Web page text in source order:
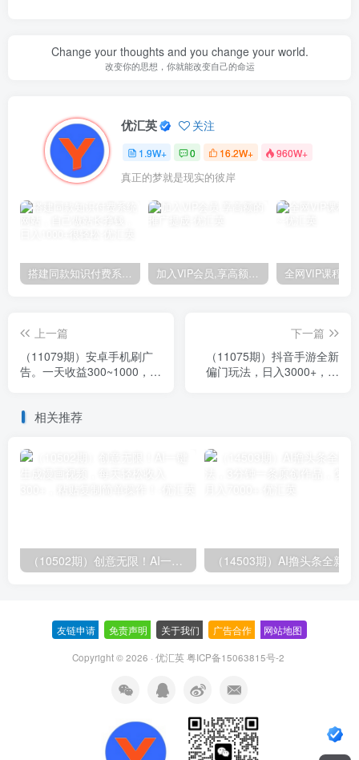
Change your thoughts and you change your world.
改变你的思想，你就能改变自己的命运
优汇英 关注
1.9W+ 0 16.2W+ 960W+
真正的梦就是现实的彼岸
搭建同款知识付费系统网站，自己做站长挣钱，日入1000+很轻松 加入VIP会员,享高额的推广提成
上一篇
（11079期）安卓手机刷广
告。一天收益300~1000，无
下一篇
（11075期）抖音手游全新
偏门玩法，日入3000+，揭
相关推荐
（10502期）创意无限！AI一键生成漫画视频，每天轻松收入300+，粘贴复制简单操作！
友链申请 免责声明 关于我们 广告合作 网站地图
Copyright © 2026 · 优汇英粤ICP备15063815号-2